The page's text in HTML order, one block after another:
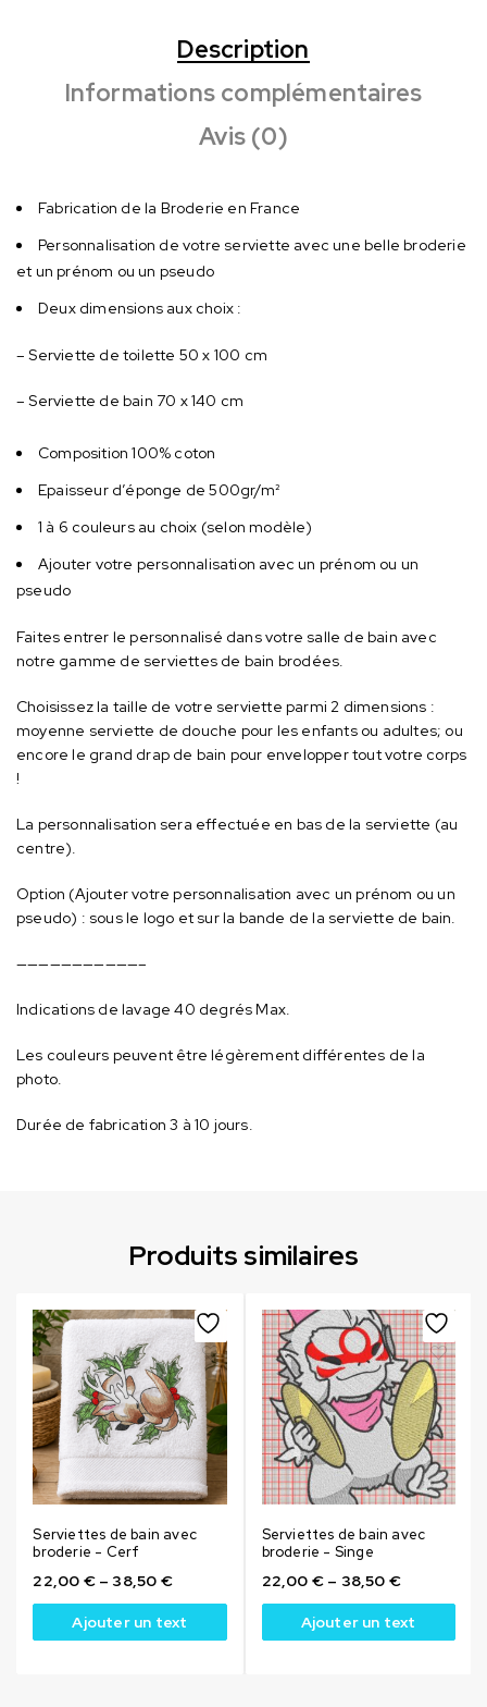
Description
Informations complémentaires
Avis (0)
Fabrication de la Broderie en France
Personnalisation de votre serviette avec une belle broderie
et un prénom ou un pseudo
Deux dimensions aux choix :
– Serviette de toilette 50 x 100 cm
– Serviette de bain 70 x 140 cm
Composition 100% coton
Epaisseur d’éponge de 500gr/m²
1 à 6 couleurs au choix (selon modèle)
Ajouter votre personnalisation avec un prénom ou un
pseudo
Faites entrer le personnalisé dans votre salle de bain avec
notre gamme de serviettes de bain brodées.
Choisissez la taille de votre serviette parmi 2 dimensions :
moyenne serviette de douche pour les enfants ou adultes; ou
encore le grand drap de bain pour envelopper tout votre corps
!
La personnalisation sera effectuée en bas de la serviette (au
centre).
Option (Ajouter votre personnalisation avec un prénom ou un
pseudo) : sous le logo et sur la bande de la serviette de bain.
———————————–
Indications de lavage 40 degrés Max.
Les couleurs peuvent être légèrement différentes de la
photo.
Durée de fabrication 3 à 10 jours.
Produits similaires
Serviettes de bain avec
broderie - Cerf
22,00 €– 38,50 €
Ajouter un text
Serviettes de bain avec
broderie - Singe
22,00 €– 38,50 €
Ajouter un text